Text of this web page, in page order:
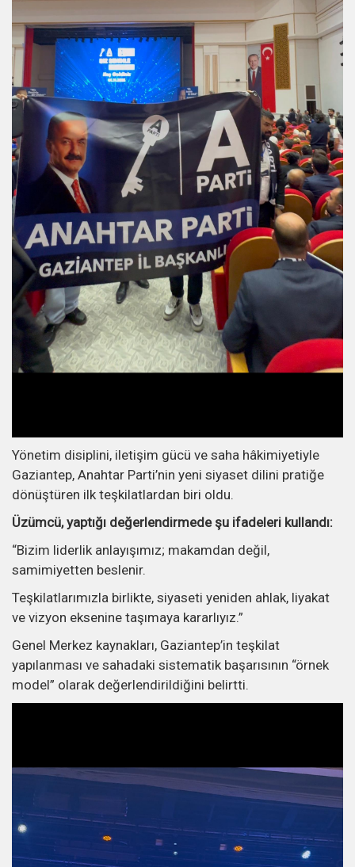
Yönetim disiplini, iletişim gücü ve saha hâkimiyetiyle
Gaziantep, Anahtar Parti’nin yeni siyaset dilini pratiğe
dönüştüren ilk teşkilatlardan biri oldu.
Üzümcü, yaptığı değerlendirmede şu ifadeleri kullandı:
“Bizim liderlik anlayışımız; makamdan değil,
samimiyetten beslenir.
Teşkilatlarımızla birlikte, siyaseti yeniden ahlak, liyakat
ve vizyon eksenine taşımaya kararlıyız.”
Genel Merkez kaynakları, Gaziantep’in teşkilat
yapılanması ve sahadaki sistematik başarısının “örnek
model” olarak değerlendirildiğini belirtti.